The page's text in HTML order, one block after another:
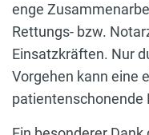
enge
Rettungs- bzw.
Einsatzkräften. Nur
Vorgehen kann eine
patientenschonende